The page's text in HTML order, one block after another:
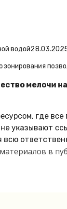
водой
мелочи
где
указывают
в